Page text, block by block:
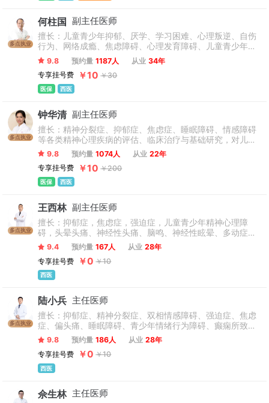
多点执业
何柱国 副主任医师
擅长：儿童青少年抑郁、厌学、学习困难、心理叛逆、自伤
行为、网络成瘾、焦虑障碍、心理发育障碍、儿童青少年情
绪障碍、适应障碍、躯体形式障碍、抽动症、多动症、恐惧
症、强迫症、社交恐怖、失眠，睡眠障碍、躁狂分裂症、精
神障碍、儿童青少年双相情感障碍及一些疑难病例等儿童青
少年常见的情绪、心理疾病、心理行为问题的诊断和治疗。
9.8 预约量 1187人 从业 34年
专享挂号费
￥10 ￥30
医保 西医
多点执业
钟华清 副主任医师
擅长：精神分裂症、抑郁症、焦虑症、睡眠障碍、情感障碍
等各类精神心理疾病的评估、临床治疗与基础研究，对儿童
及青少年这一特殊群体的心理障碍的诊断和治疗有成果。
9.8 预约量 1074人 从业 22年
专享挂号费
￥10 ￥200
医保 西医
多点执业
王西林 副主任医师
擅长：抑郁症，焦虑症，强迫症，儿童青少年精神心理障
碍，头晕头痛、神经性头痛、脑鸣、神经性眩晕、多动症、
抽动症、语言障碍、精神发育迟缓、睡眠障碍的药物治疗和
心理治疗。婚姻家庭情感咨询。
9.4 预约量 167人 从业 28年
专享挂号费
￥0 ￥10
西医
多点执业
陆小兵 主任医师
擅长：抑郁症、精神分裂症、双相情感障碍、强迫症、焦虑
症、偏头痛、睡眠障碍、青少年情绪行为障碍、癫痫所致精
神障碍、老年痴呆、头晕头痛、神经性头痛、脑鸣、神经性
眩晕、多动症、抽动症、语言障碍、精神发育迟缓等的诊断
与治疗，特别对难治性精神病的治疗有一定心得。对精神障
碍患者的妊娠问题有丰富的临床经验和科学见解，擅长诊治
9.8 预约量 186人 从业 28年
专享挂号费
￥0 ￥10
西医
佘生林 主任医师